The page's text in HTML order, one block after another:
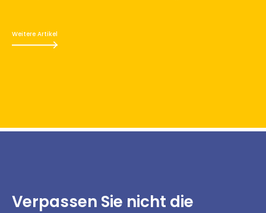
Weitere Artikel
Verpassen Sie nicht die